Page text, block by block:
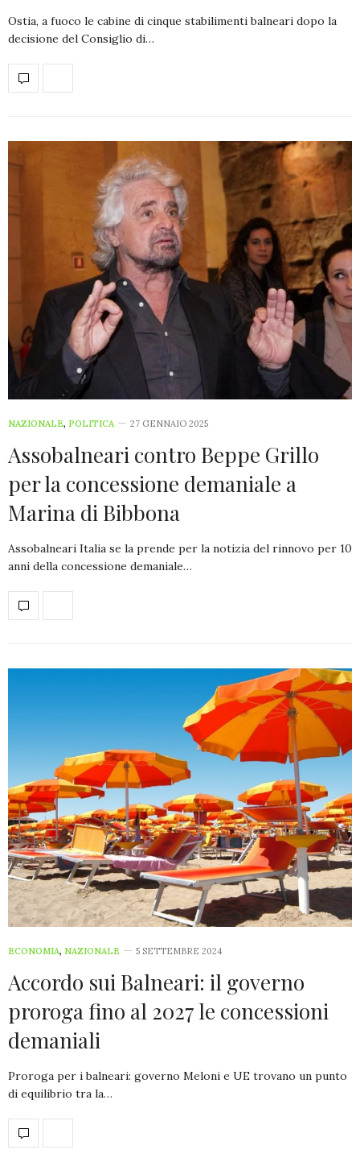
Ostia, a fuoco le cabine di cinque stabilimenti balneari dopo la
decisione del Consiglio di…
NAZIONALE, POLITICA 27 GENNAIO 2025
Assobalneari contro Beppe Grillo
per la concessione demaniale a
Marina di Bibbona
Assobalneari Italia se la prende per la notizia del rinnovo per 10
anni della concessione demaniale…
ECONOMIA, NAZIONALE 5 SETTEMBRE 2024
Accordo sui Balneari: il governo
proroga fino al 2027 le concessioni
demaniali
Proroga per i balneari: governo Meloni e UE trovano un punto
di equilibrio tra la…